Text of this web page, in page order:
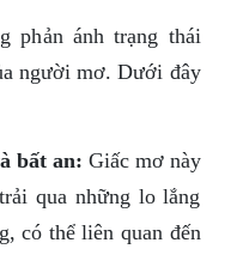
phản ánh trạng thái
người mơ. Dưới đây
bất an: Giấc mơ này
qua những lo lắng
có thể liên quan đến